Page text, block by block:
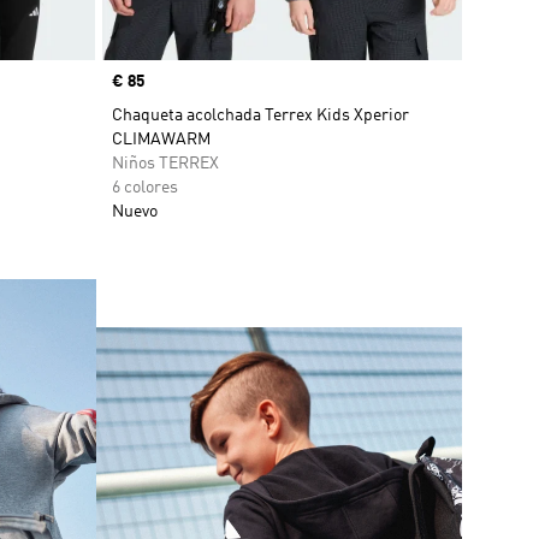
Precio
€ 85
Chaqueta acolchada Terrex Kids Xperior
CLIMAWARM
Niños TERREX
6 colores
Nuevo